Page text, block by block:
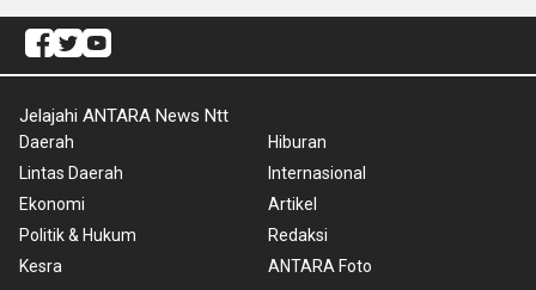
Jelajahi ANTARA News Ntt
Daerah
Lintas Daerah
Ekonomi
Politik & Hukum
Kesra
Hiburan
Internasional
Artikel
Redaksi
ANTARA Foto